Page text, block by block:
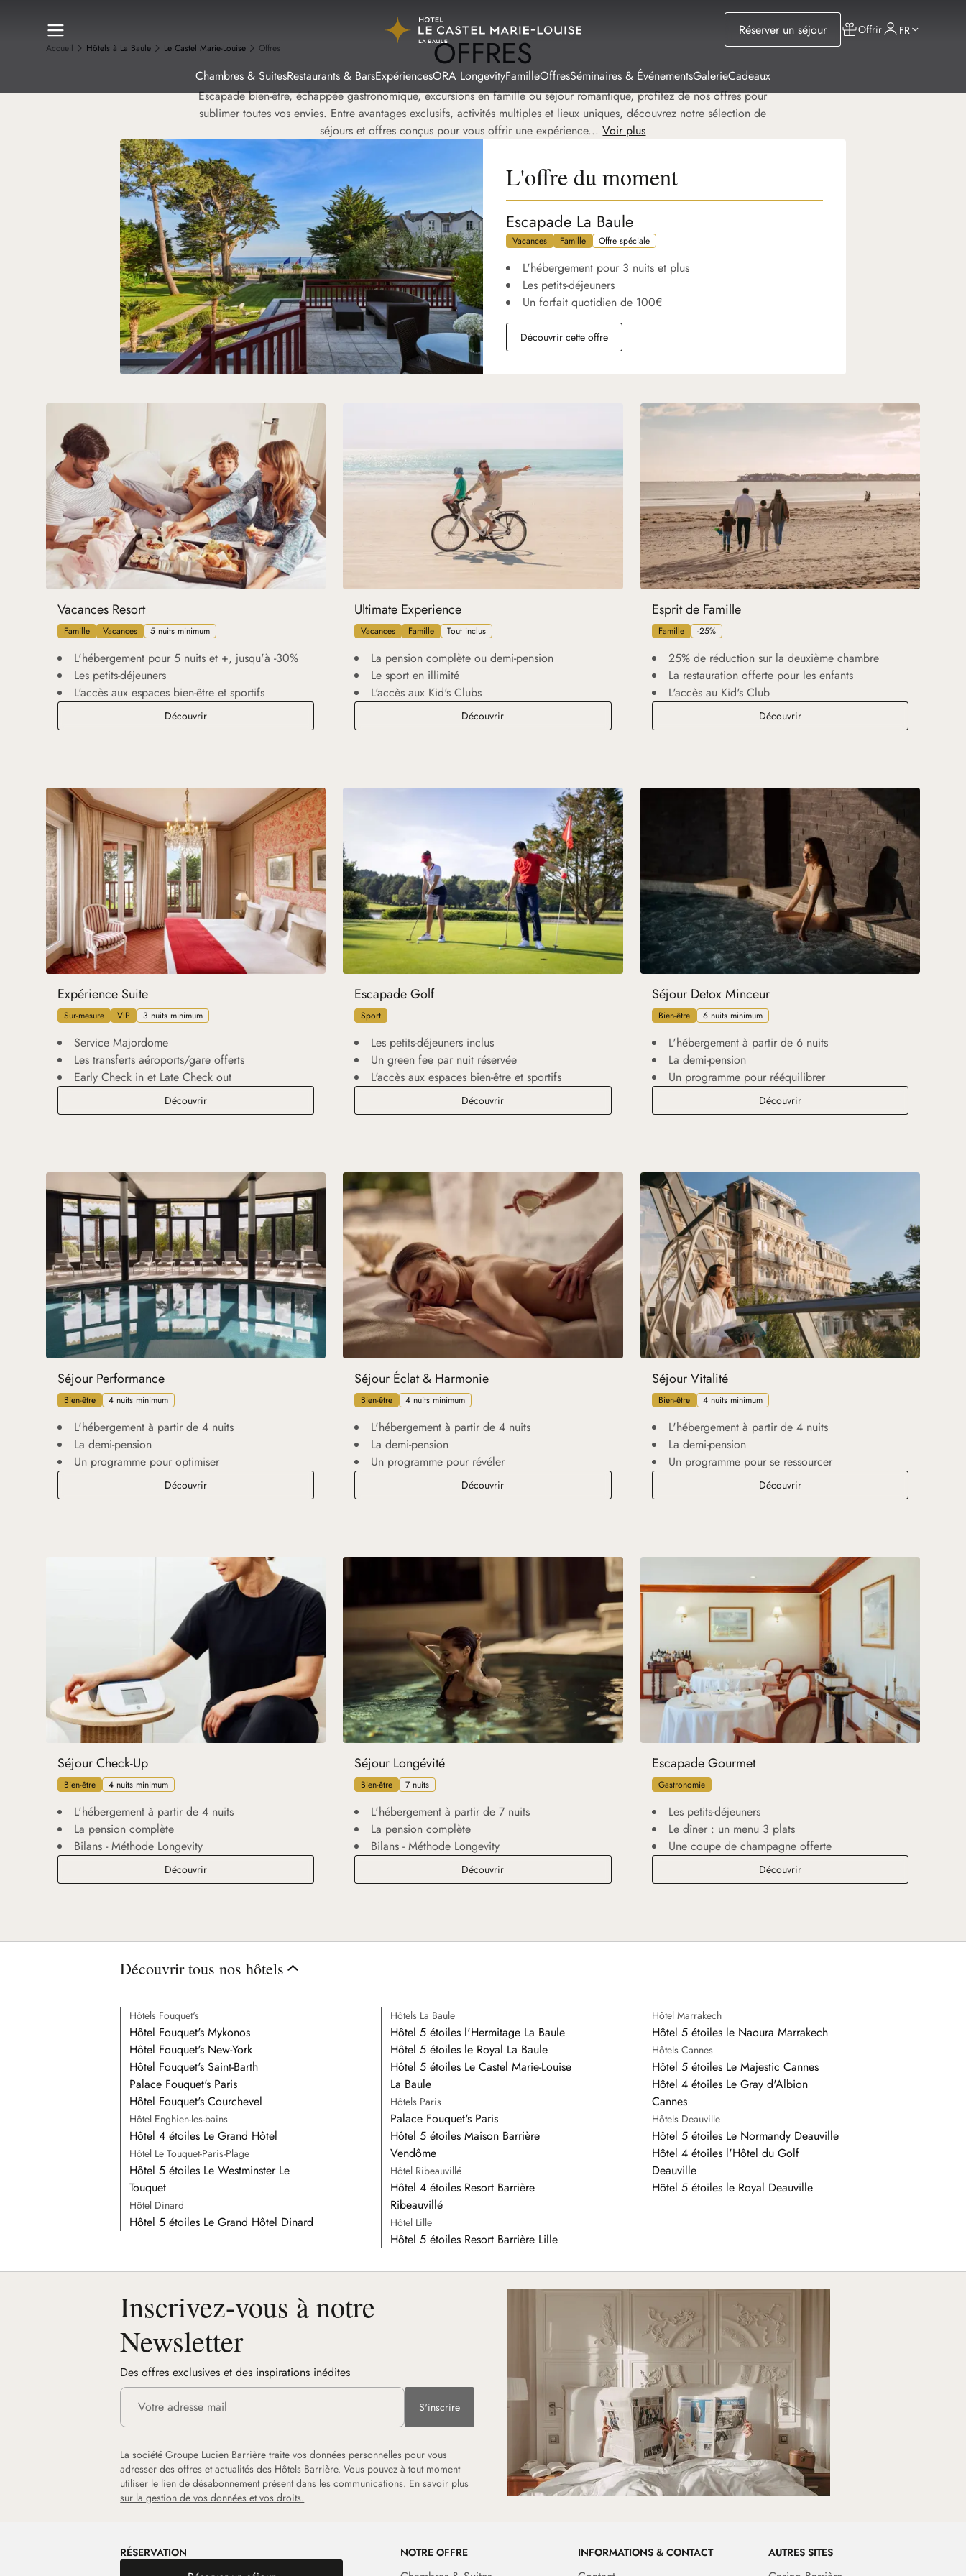
Réserver un séjour Offrir FR
Chambres & SuitesRestaurants & BarsExpériencesORA LongevityFamilleOffresSéminaires & ÉvénementsGalerieCadeaux
Accueil Hôtels à La Baule Le Castel Marie-Louise Offres OFFRES
Escapade bien-être, échappée gastronomique, excursions en famille ou séjour romantique, profitez de nos offres pour
sublimer toutes vos envies. Entre avantages exclusifs, activités multiples et lieux uniques, découvrez notre sélection de
séjours et offres conçus pour vous offrir une expérience... Voir plus
L'offre du moment
Escapade La Baule
Vacances Famille Offre spéciale
L'hébergement pour 3 nuits et plus
Les petits-déjeuners
Un forfait quotidien de 100€
Découvrir cette offre
Vacances Resort
Famille Vacances 5 nuits minimum
L'hébergement pour 5 nuits et +, jusqu'à -30%
Les petits-déjeuners
L'accès aux espaces bien-être et sportifs
DécouvrirVacances Resort
Ultimate Experience
Vacances Famille Tout inclus
La pension complète ou demi-pension
Le sport en illimité
L'accès aux Kid's Clubs
DécouvrirUltimate Experience
Esprit de Famille
Famille -25%
25% de réduction sur la deuxième chambre
La restauration offerte pour les enfants
L'accès au Kid's Club
DécouvrirEsprit de Famille
Expérience Suite
Sur-mesure VIP 3 nuits minimum
Service Majordome
Les transferts aéroports/gare offerts
Early Check in et Late Check out
DécouvrirExpérience Suite
Escapade Golf
Sport
Les petits-déjeuners inclus
Un green fee par nuit réservée
L'accès aux espaces bien-être et sportifs
DécouvrirEscapade Golf
Séjour Detox Minceur
Bien-être 6 nuits minimum
L'hébergement à partir de 6 nuits
La demi-pension
Un programme pour rééquilibrer
DécouvrirSéjour Detox Minceur
Séjour Performance
Bien-être 4 nuits minimum
L'hébergement à partir de 4 nuits
La demi-pension
Un programme pour optimiser
DécouvrirSéjour Performance
Séjour Éclat & Harmonie
Bien-être 4 nuits minimum
L'hébergement à partir de 4 nuits
La demi-pension
Un programme pour révéler
DécouvrirSéjour Éclat & Harmonie
Séjour Vitalité
Bien-être 4 nuits minimum
L'hébergement à partir de 4 nuits
La demi-pension
Un programme pour se ressourcer
DécouvrirSéjour Vitalité
Séjour Check-Up
Bien-être 4 nuits minimum
L'hébergement à partir de 4 nuits
La pension complète
Bilans - Méthode Longevity
DécouvrirSéjour Check-Up
Séjour Longévité
Bien-être 7 nuits
L'hébergement à partir de 7 nuits
La pension complète
Bilans - Méthode Longevity
DécouvrirSéjour Longévité
Escapade Gourmet
Gastronomie
Les petits-déjeuners
Le dîner : un menu 3 plats
Une coupe de champagne offerte
DécouvrirEscapade Gourmet
Découvrir tous nos hôtels
Hôtels Fouquet's
Hôtel Fouquet's Mykonos
Hôtel Fouquet's New-York
Hôtel Fouquet's Saint-Barth
Palace Fouquet's Paris
Hôtel Fouquet's Courchevel
Hôtel Enghien-les-bains
Hôtel 4 étoiles Le Grand Hôtel
Hôtel Le Touquet-Paris-Plage
Hôtel 5 étoiles Le Westminster Le
Touquet
Hôtel Dinard
Hôtel 5 étoiles Le Grand Hôtel Dinard
Hôtels La Baule
Hôtel 5 étoiles l'Hermitage La Baule
Hôtel 5 étoiles le Royal La Baule
Hôtel 5 étoiles Le Castel Marie-Louise
La Baule
Hôtels Paris
Palace Fouquet's Paris
Hôtel 5 étoiles Maison Barrière
Vendôme
Hôtel Ribeauvillé
Hôtel 4 étoiles Resort Barrière
Ribeauvillé
Hôtel Lille
Hôtel 5 étoiles Resort Barrière Lille
Hôtel Marrakech
Hôtel 5 étoiles le Naoura Marrakech
Hôtels Cannes
Hôtel 5 étoiles Le Majestic Cannes
Hôtel 4 étoiles Le Gray d'Albion
Cannes
Hôtels Deauville
Hôtel 5 étoiles Le Normandy Deauville
Hôtel 4 étoiles l'Hôtel du Golf
Deauville
Hôtel 5 étoiles le Royal Deauville
Inscrivez-vous à notre
Newsletter
Des offres exclusives et des inspirations inédites
S'inscrire
La société Groupe Lucien Barrière traite vos données personnelles pour vous
adresser des offres et actualités des Hôtels Barrière. Vous pouvez à tout moment
utiliser le lien de désabonnement présent dans les communications. En savoir plus
sur la gestion de vos données et vos droits.
RÉSERVATION NOTRE OFFRE INFORMATIONS & CONTACT AUTRES SITES